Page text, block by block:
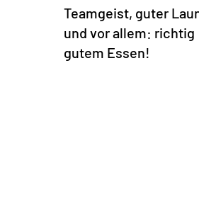
Teamgeist, guter
und vor allem: richtig
gutem Essen!